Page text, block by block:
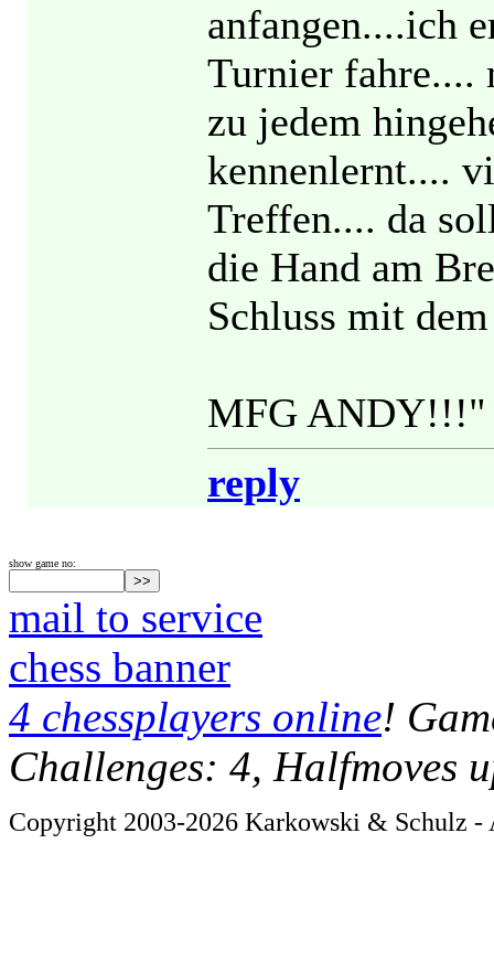
anfangen....ich
Turnier fahre....
zu jedem
kennenlernt....
Treffen.... da
die Hand am
Schluss mit
MFG ANDY!!!"
reply
show game no:
mail to service
chess banner
4 chessplayers online!
Challenges: 4, Halfmoves
Copyright 2003-2026 Karkowski & Schulz